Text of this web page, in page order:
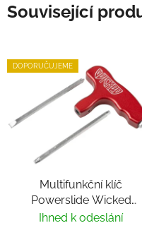
Související
DOPORUČUJEME
Multifunkční klíč
Powerslide Wicked
Hardcore Tool
Ihned k odeslání